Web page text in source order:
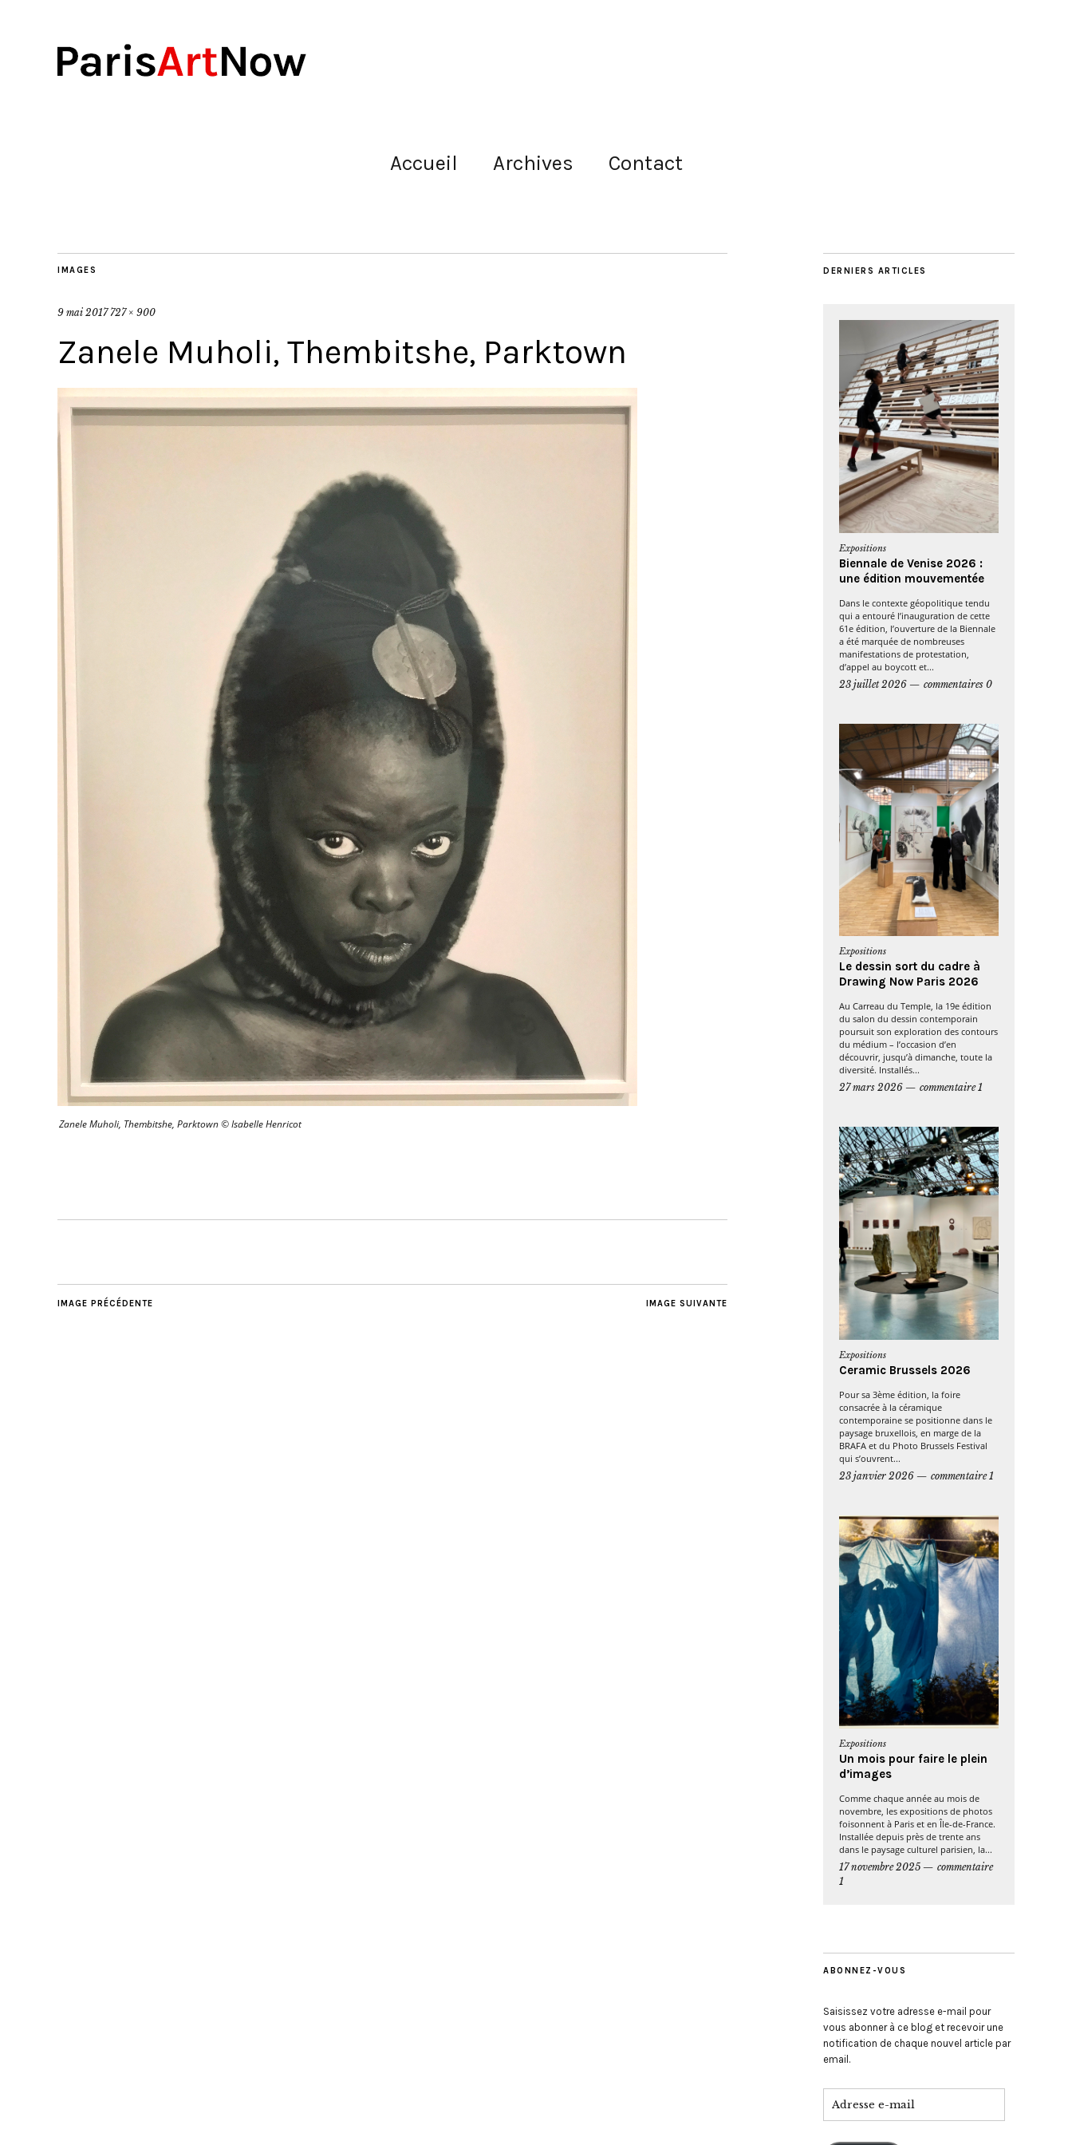
Accueil Archives Contact
IMAGES
9 mai 2017 727 × 900
Zanele Muholi, Thembitshe, Parktown
Zanele Muholi, Thembitshe, Parktown © Isabelle Henricot
IMAGE SUIVANTE
IMAGE PRÉCÉDENTE
DERNIERS ARTICLES
Expositions
Biennale de Venise 2026 :
une édition mouvementée
Dans le contexte géopolitique tendu
qui a entouré l’inauguration de cette
61e édition, l’ouverture de la Biennale
a été marquée de nombreuses
manifestations de protestation,
d’appel au boycott et...
23 juillet 2026
commentaires 0
Expositions
Le dessin sort du cadre à
Drawing Now Paris 2026
Au Carreau du Temple, la 19e édition
du salon du dessin contemporain
poursuit son exploration des contours
du médium – l’occasion d’en
découvrir, jusqu’à dimanche, toute la
diversité. Installés...
27 mars 2026
commentaire 1
Expositions
Ceramic Brussels 2026
Pour sa 3ème édition, la foire
consacrée à la céramique
contemporaine se positionne dans le
paysage bruxellois, en marge de la
BRAFA et du Photo Brussels Festival
qui s’ouvrent...
23 janvier 2026
commentaire 1
Expositions
Un mois pour faire le plein
d’images
Comme chaque année au mois de
novembre, les expositions de photos
foisonnent à Paris et en Île-de-France.
Installée depuis près de trente ans
dans le paysage culturel parisien, la...
17 novembre 2025
commentaire
1
ABONNEZ-VOUS
Saisissez votre adresse e-mail pour
vous abonner à ce blog et recevoir une
notification de chaque nouvel article par
email.